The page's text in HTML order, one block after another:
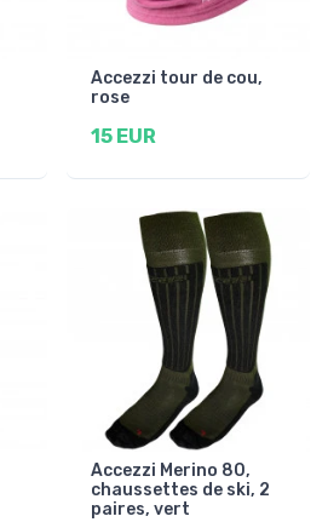
Accezzi tour de cou,
rose
15 EUR
Accezzi Merino 80,
chaussettes de ski, 2
paires, vert